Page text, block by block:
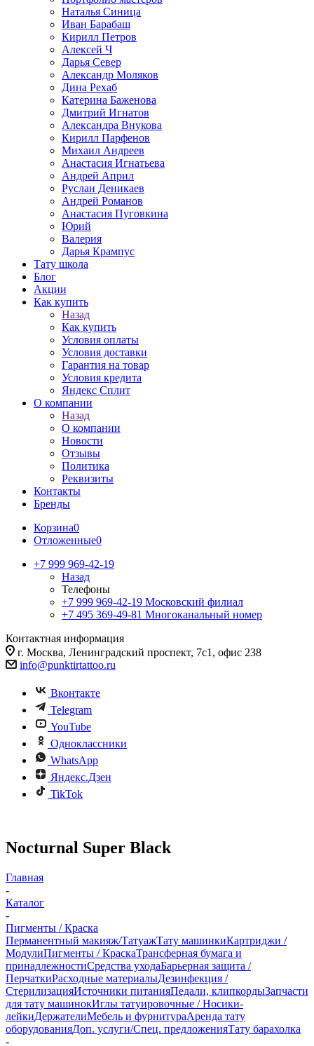
Наталья Синица
Иван Барабаш
Кирилл Петров
Алексей Ч
Дарья Север
Александр Моляков
Дина Рехаб
Катерина Баженова
Дмитрий Игнатов
Александра Внукова
Кирилл Парфенов
Михаил Андреев
Анастасия Игнатьева
Андрей Април
Руслан Деникаев
Андрей Романов
Анастасия Пуговкина
Юрий
Валерия
Дарья Крампус
Тату школа
Блог
Акции
Как купить
Назад
Как купить
Условия оплаты
Условия доставки
Гарантия на товар
Условия кредита
Яндекс Сплит
О компании
Назад
О компании
Новости
Отзывы
Политика
Реквизиты
Контакты
Бренды
Корзина0
Отложенные0
+7 999 969-42-19
Назад
Телефоны
+7 999 969-42-19 Московский филиал
+7 495 369-49-81 Многоканальный номер
Контактная информация
г. Москва, Ленинградский проспект, 7с1, офис 238
info@punktirtattoo.ru
Вконтакте
Telegram
YouTube
Одноклассники
WhatsApp
Яндекс.Дзен
TikTok
Nocturnal Super Black
Главная
-
Каталог
-
Пигменты / Краска
Перманентный макияж/ТатуажТату машинкиКартриджи /
МодулиПигменты / КраскаТрансферная бумага и
принадлежностиСредства уходаБарьерная защита /
ПерчаткиРасходные материалыДезинфекция /
СтерилизацияИсточники питанияПедали, клипкордыЗапчасти
для тату машинокИглы татуировочные / Носики-
лейкиДержателиМебель и фурнитураАренда тату
оборудованияДоп. услуги/Спец. предложенияТату барахолка
-